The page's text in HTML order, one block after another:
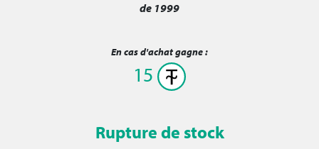
de 1999
En cas d'achat gagne :
15
Rupture de stock